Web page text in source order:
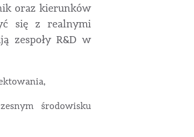
oraz kierunków
się z realnymi
zespoły R&D w
środowisku